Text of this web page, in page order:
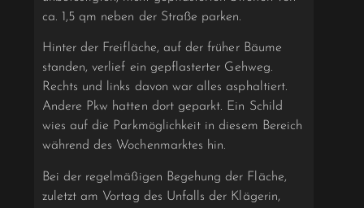
ca. 1,5 qm neben der Straße parken.
Hinter der Freifläche, auf der früher Bäume
standen, verlief ein gepflasterter Gehweg.
Rechts und links davon war alles asphaltiert.
Andere Pkw hatten dort geparkt. Ein Schild
wies auf die Parkmöglichkeit in diesem Bereich
während des Wochenmarktes hin.
Bei der regelmäßigen Begehung der Fläche,
zuletzt am Vortag des Unfalls der Klägerin,